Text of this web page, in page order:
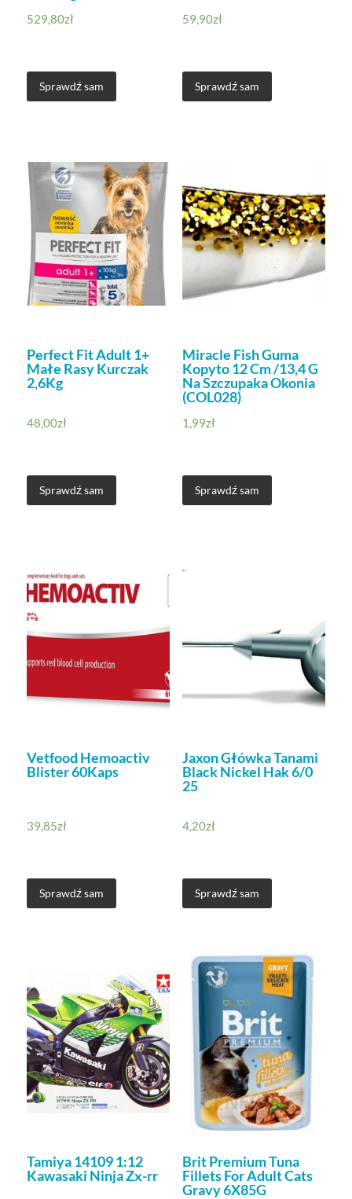
529,80zł
Sprawdź sam
59,90zł
Sprawdź sam
Perfect Fit Adult 1+
Małe Rasy Kurczak
2,6Kg
48,00zł
Sprawdź sam
Miracle Fish Guma
Kopyto 12 Cm /13,4 G
Na Szczupaka Okonia
(COL028)
1,99zł
Sprawdź sam
Vetfood Hemoactiv
Blister 60Kaps
39,85zł
Sprawdź sam
Jaxon Główka Tanami
Black Nickel Hak 6/0
25
4,20zł
Sprawdź sam
Tamiya 14109 1:12
Kawasaki Ninja Zx-rr
Brit Premium Tuna
Fillets For Adult Cats
Gravy 6X85G